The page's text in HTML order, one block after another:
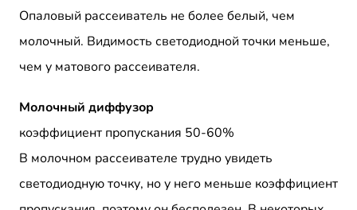
Опаловый рассеиватель не более белый, чем
молочный. Видимость светодиодной точки меньше,
чем у матового рассеивателя.
Молочный диффузор
коэффициент пропускания 50-60%
В молочном рассеивателе трудно увидеть
светодиодную точку, но у него меньше коэффициент